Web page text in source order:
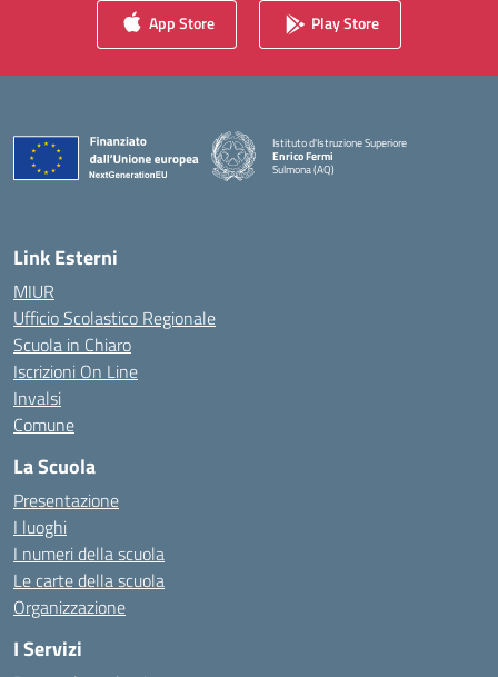
App Store Play Store
Istituto d'Istruzione Superiore
Enrico Fermi
Sulmona (AQ)
— Visita la pagina iniziale della scuola
Link Esterni
MIUR
Ufficio Scolastico Regionale
Scuola in Chiaro
Iscrizioni On Line
Invalsi
Comune
La Scuola
Presentazione
I luoghi
I numeri della scuola
Le carte della scuola
Organizzazione
I Servizi